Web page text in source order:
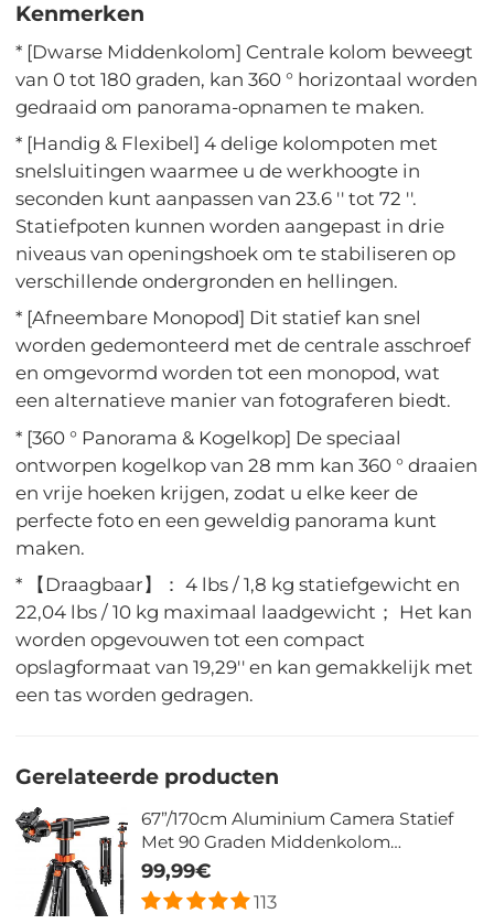
Kenmerken
* [Dwarse Middenkolom] Centrale kolom beweegt
van 0 tot 180 graden, kan 360 ° horizontaal worden
gedraaid om panorama-opnamen te maken.
* [Handig & Flexibel] 4 delige kolompoten met
snelsluitingen waarmee u de werkhoogte in
seconden kunt aanpassen van 23.6 '' tot 72 ''.
Statiefpoten kunnen worden aangepast in drie
niveaus van openingshoek om te stabiliseren op
verschillende ondergronden en hellingen.
* [Afneembare Monopod] Dit statief kan snel
worden gedemonteerd met de centrale asschroef
en omgevormd worden tot een monopod, wat
een alternatieve manier van fotograferen biedt.
* [360 ° Panorama & Kogelkop] De speciaal
ontworpen kogelkop van 28 mm kan 360 ° draaien
en vrije hoeken krijgen, zodat u elke keer de
perfecte foto en een geweldig panorama kunt
maken.
* 【Draagbaar】： 4 lbs / 1,8 kg statiefgewicht en
22,04 lbs / 10 kg maximaal laadgewicht； Het kan
worden opgevouwen tot een compact
opslagformaat van 19,29'' en kan gemakkelijk met
een tas worden gedragen.
Gerelateerde producten
67”/170cm Aluminium Camera Statief
Met 90 Graden Middenkolom
Monopodfunctie 360° Balhoofd En 1/4''
Reisstatief Met Schroefdraad Laad 22
lbs/10 kg T255A4+BH-28L (TM2515T1)
99,99€
113